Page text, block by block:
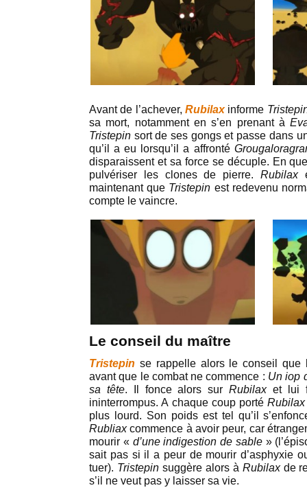
Avant de l’achever, Rubilax informe
sa mort, notamment en s’en prenant à
Tristepin sort de ses gongs et passe dans
qu’il a eu lorsqu’il a affronté
disparaissent et sa force se décuple. En
pulvériser les clones de pierre. Rubilax
maintenant que Tristepin est redevenu
compte le vaincre.
Le conseil du maître
Tristepin se rappelle alors le conseil que
avant que le combat ne commence : Un iop
sa tête. Il fonce alors surRubilax et lui
ininterrompus. A chaque coup porté
plus lourd. Son poids est tel qu’il
Rubliaxcommence à avoir peur, car
mourir « d’une indigestion de sable »
sait pas si il a peur de mourir d’asphyxie
tuer). Tristepin suggère alors à Rubilax de
s’il ne veut pas y laisser sa vie.